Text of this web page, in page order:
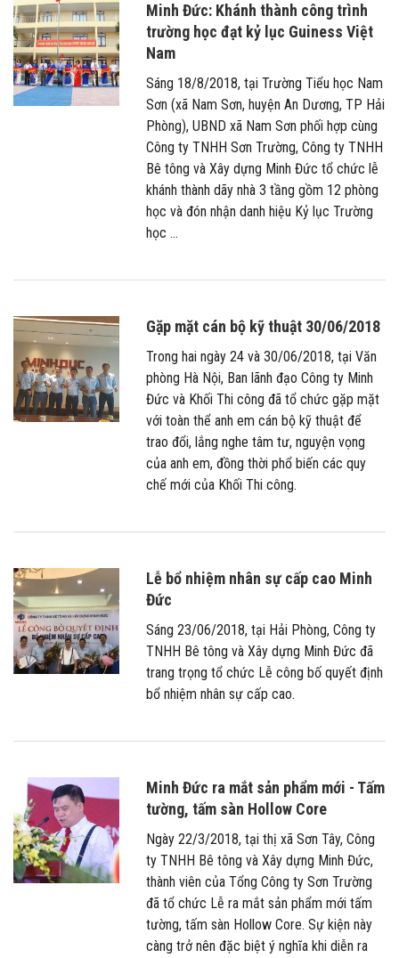
Minh Đức: Khánh thành công trình
trường học đạt kỷ lục Guiness Việt
Nam
Sáng 18/8/2018, tại Trường Tiểu học Nam
Sơn (xã Nam Sơn, huyện An Dương, TP Hải
Phòng), UBND xã Nam Sơn phối hợp cùng
Công ty TNHH Sơn Trường, Công ty TNHH
Bê tông và Xây dựng Minh Đức tổ chức lễ
khánh thành dãy nhà 3 tầng gồm 12 phòng
học và đón nhận danh hiệu Kỷ lục Trường
học ...
Gặp mặt cán bộ kỹ thuật 30/06/2018
Trong hai ngày 24 và 30/06/2018, tại Văn
phòng Hà Nội, Ban lãnh đạo Công ty Minh
Đức và Khối Thi công đã tổ chức gặp mặt
với toàn thể anh em cán bộ kỹ thuật để
trao đổi, lắng nghe tâm tư, nguyện vọng
của anh em, đồng thời phổ biến các quy
chế mới của Khối Thi công.
Lễ bổ nhiệm nhân sự cấp cao Minh
Đức
Sáng 23/06/2018, tại Hải Phòng, Công ty
TNHH Bê tông và Xây dựng Minh Đức đã
trang trọng tổ chức Lễ công bố quyết định
bổ nhiệm nhân sự cấp cao.
Minh Đức ra mắt sản phẩm mới - Tấm
tường, tấm sàn Hollow Core
Ngày 22/3/2018, tại thị xã Sơn Tây, Công
ty TNHH Bê tông và Xây dựng Minh Đức,
thành viên của Tổng Công ty Sơn Trường
đã tổ chức Lễ ra mắt sản phẩm mới tấm
tường, tấm sàn Hollow Core. Sự kiện này
càng trở nên đặc biệt ý nghĩa khi diễn ra